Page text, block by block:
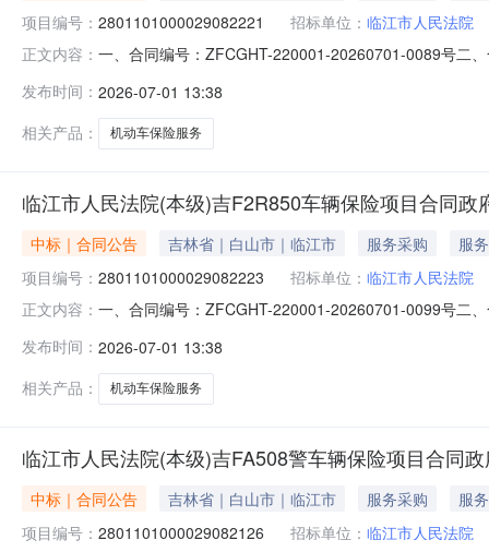
项目编号： 2801101000029082221 招标单位： 临江市人民法院
正文内容： 一、合同编号：ZFCGHT-220001-20260701-0089号二
放街1委7组工行信用社住宅楼联系方式：13704393999
发布时间： 2026-07-01 13:38
相关产品：
机动车保险服务
临江市人民法院(本级)吉F2R850车辆保险项目合同政
中标｜合同公告 吉林省｜白山市｜临江市 服务采购
服务
项目编号： 2801101000029082223 招标单位： 临江市人民法院
正文内容： 一、合同编号：ZFCGHT-220001-20260701-0099号二
放街1委7组工行信用社住宅楼联系方式：13704393999
发布时间： 2026-07-01 13:38
相关产品：
机动车保险服务
临江市人民法院(本级)吉FA508警车辆保险项目合同
中标｜合同公告 吉林省｜白山市｜临江市 服务采购
服务
项目编号： 2801101000029082126 招标单位： 临江市人民法院